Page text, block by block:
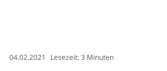
04.02.2021 Lesezeit: 3 Minuten